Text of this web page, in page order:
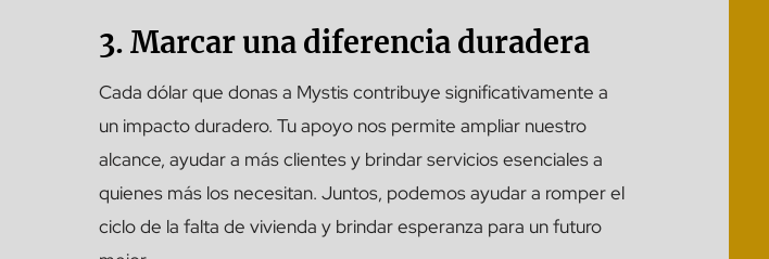
3. Marcar una diferencia duradera
Cada dólar que donas a Mystis contribuye significativamente a
un impacto duradero. Tu apoyo nos permite ampliar nuestro
alcance, ayudar a más clientes y brindar servicios esenciales a
quienes más los necesitan. Juntos, podemos ayudar a romper el
ciclo de la falta de vivienda y brindar esperanza para un futuro